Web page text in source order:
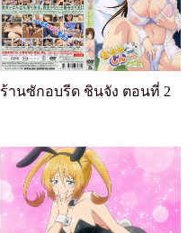
ร้านซักอบรีด ชินจัง ตอนที่ 2